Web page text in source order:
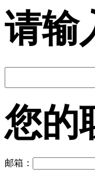
请输
您的
邮箱：